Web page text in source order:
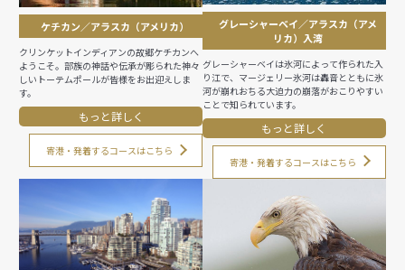
ケチカン／アラスカ（アメリカ）
クリンケットインディアンの故郷ケチカンへ
ようこそ。部族の神話や伝承が彫られた神々
しいトーテムポールが皆様をお出迎えしま
す。
もっと詳しく
寄港・発着するコースはこちら
グレーシャーベイ／アラスカ（アメ
リカ）入湾
グレーシャーベイは氷河によって作られた入
り江で、マージェリー氷河は轟音とともに氷
河が崩れおちる大迫力の崩落がおこりやすい
ことで知られています。
もっと詳しく
寄港・発着するコースはこちら